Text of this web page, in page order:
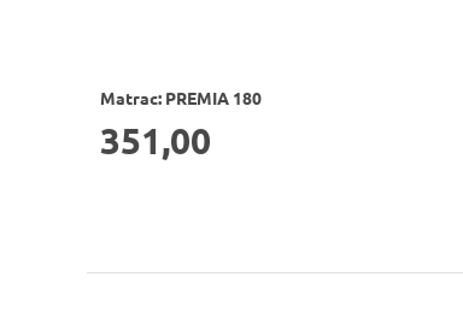
Matrac: PREMIA 180
351,00